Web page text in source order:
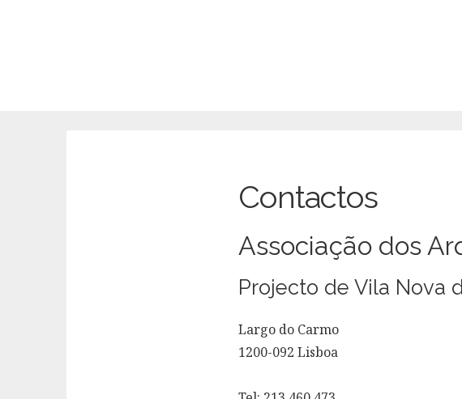
Contactos
Associação dos
Projecto de Vila Nova
Largo do Carmo
1200-092 Lisboa